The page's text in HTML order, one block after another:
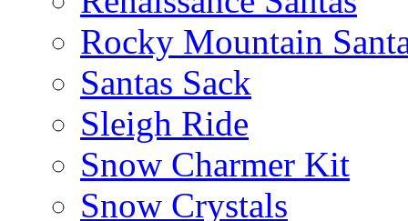
Rocky Mountain
Santas Sack
Sleigh Ride
Snow Charmer Kit
Snow Crystals